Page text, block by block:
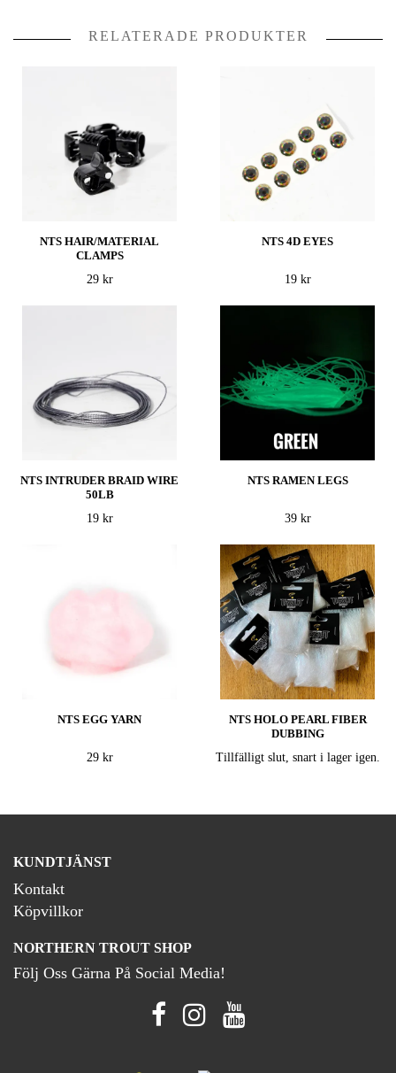
RELATERADE PRODUKTER
NTS HAIR/MATERIAL
CLAMPS
29 kr
NTS 4D EYES
19 kr
NTS INTRUDER BRAID WIRE
50LB
19 kr
NTS RAMEN LEGS
39 kr
NTS EGG YARN
29 kr
NTS HOLO PEARL FIBER
DUBBING
Tillfälligt slut, snart i lager igen.
KUNDTJÄNST
Kontakt
Köpvillkor
NORTHERN TROUT SHOP
Följ Oss Gärna På Social Media!